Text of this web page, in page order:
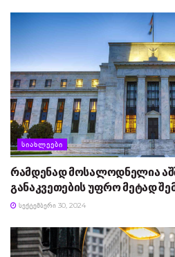
ᲡᲘᲐᲮᲚᲔᲔᲑᲘ
რამდენად მოსალოდნელია
განაკვეთების უფრო მეტად
ᲡᲔᲥᲢᲔᲛᲑᲔᲠᲘ 30, 2024